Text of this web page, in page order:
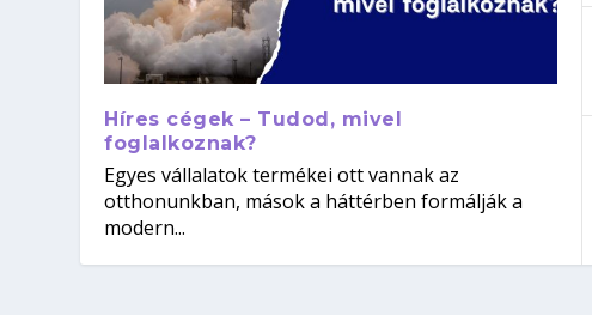
Híres cégek – Tudod, mivel
foglalkoznak?
Egyes vállalatok termékei ott vannak az
otthonunkban, mások a háttérben formálják a
modern...